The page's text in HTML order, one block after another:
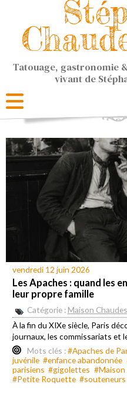
Tatouage, gastronomie
vivant de
vendredi 12 juin 2026
Les Apaches : quand les
leur propre famille
Catégorie : Maison
À la fin du XIXe siècle, Paris
journaux, les commissariats et
Mots clés :#Apaches de
juvénile #enfance abandonnée
parisiens #gigolettes #Maison
#Petite Roquette #souteneurs